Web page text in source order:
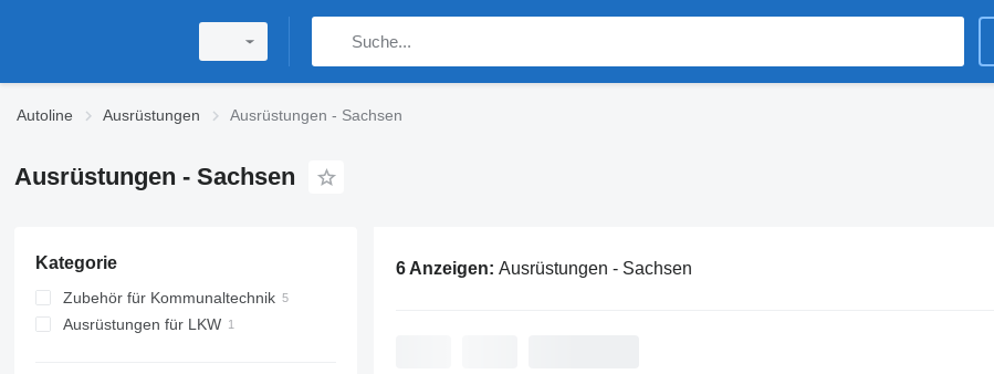
Autoline Ausrüstungen Ausrüstungen - Sachsen
Ausrüstungen - Sachsen
Kategorie
Zubehör für Kommunaltechnik
Schneeschilder
Ausrüstungen für LKW
6 Anzeigen: Ausrüstungen - Sachsen